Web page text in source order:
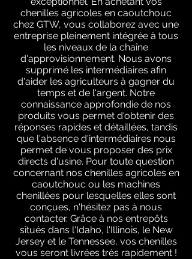
chenilles agricoles en caoutchouc
chez GTW, vous collaborez avec une
entreprise pleinement intégrée à tous
les niveaux de la chaîne
d'approvisionnement. Nous avons
supprimé les intermédiaires afin
d'aider les agriculteurs à gagner du
temps et de l'argent. Notre
connaissance approfondie de nos
produits vous permet d'obtenir des
réponses rapides et détaillées, tandis
que l'absence d'intermédiaires nous
permet de vous proposer des prix
directs d'usine. Pour toute question
concernant nos chenilles agricoles en
caoutchouc ou les machines
chenillées pour lesquelles elles sont
conçues, n'hésitez pas à nous
contacter. Grâce à nos entrepôts
situés dans l'Idaho, l'Illinois, le New
Jersey et le Tennessee, vos chenilles
vous seront livrées très rapidement !